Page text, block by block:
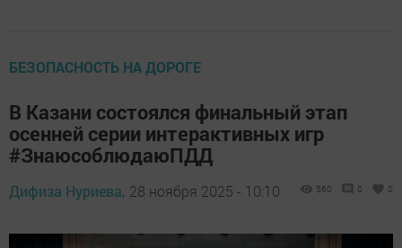
БЕЗОПАСНОСТЬ НА ДОРОГЕ
В Казани состоялся финальный этап
осенней серии интерактивных игр
#ЗнаюсоблюдаюПДД
Дифиза Нуриева, 28 ноября 2025 - 10:10 560 0 0